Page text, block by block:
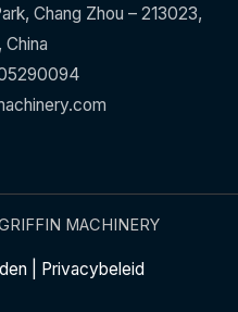
Chang Zhou – 213023,
China
MACHINERY
| Privacybeleid